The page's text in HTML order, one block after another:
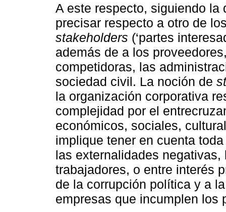
A este respecto, siguiendo la
precisar respecto a otro de
stakeholders (‘partes
además de a los
competidoras, las
sociedad civil. La noción de
la organización corporativa
complejidad por el
económicos, sociales,
implique tener en cuenta
las externalidades
trabajadores, o entre interés
de la corrupción política y a
empresas que incumplen los